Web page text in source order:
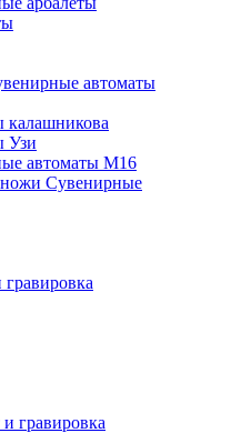
автоматы
калашникова
Узи
автоматы М16
Сувенирные
гравировка